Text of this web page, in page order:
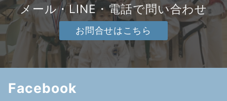
メール・LINE・電話で問い合わせ
お問合せはこちら
Facebook